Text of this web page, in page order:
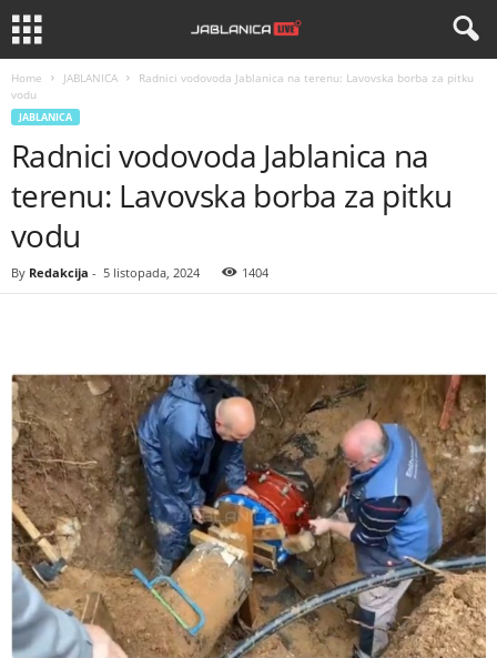
Home JABLANICA
Radnici vodovoda Jablanica na terenu: Lavovska borba za pitku
vodu
JABLANICA
Radnici vodovoda Jablanica na
terenu: Lavovska borba za pitku
vodu
By Redakcija - 5 listopada, 2024 1404